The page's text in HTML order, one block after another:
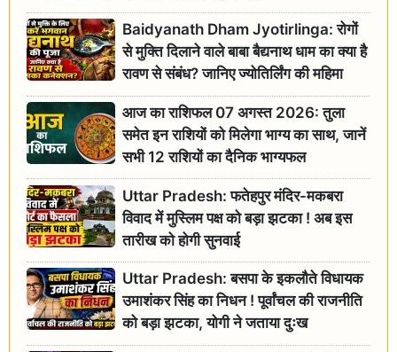
Baidyanath Dham Jyotirlinga: रोगों
से मुक्ति दिलाने वाले बाबा बैद्यनाथ धाम का क्या है
रावण से संबंध? जानिए ज्योतिर्लिंग की महिमा
आज का राशिफल 07 अगस्त 2026: तुला
समेत इन राशियों को मिलेगा भाग्य का साथ, जानें
सभी 12 राशियों का दैनिक भाग्यफल
Uttar Pradesh: फतेहपुर मंदिर-मकबरा
विवाद में मुस्लिम पक्ष को बड़ा झटका ! अब इस
तारीख को होगी सुनवाई
Uttar Pradesh: बसपा के इकलौते विधायक
उमाशंकर सिंह का निधन ! पूर्वांचल की राजनीति
को बड़ा झटका, योगी ने जताया दुःख